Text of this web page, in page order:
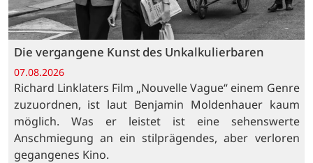
Die vergangene Kunst des Unkalkulierbaren
07.08.2026
Richard Linklaters Film „Nouvelle Vague“ einem Genre
zuzuordnen, ist laut Benjamin Moldenhauer kaum
möglich. Was er leistet ist eine sehenswerte
Anschmiegung an ein stilprägendes, aber verloren
gegangenes Kino.